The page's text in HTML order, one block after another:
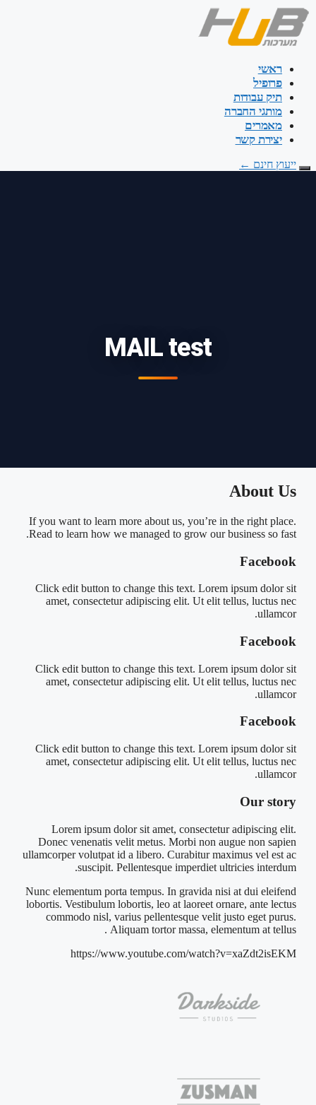
דלג
לתוכן
ראשי
פרופיל
תיק עבודות
מותגי החברה
מאמרים
יצירת קשר
ייעוץ חינם ←
MAIL test
About Us
If you want to learn more about us, you’re in the right place.
Read to learn how we managed to grow our business so fast.
Facebook
Click edit button to change this text. Lorem ipsum dolor sit
amet, consectetur adipiscing elit. Ut elit tellus, luctus nec
ullamcor.
Facebook
Click edit button to change this text. Lorem ipsum dolor sit
amet, consectetur adipiscing elit. Ut elit tellus, luctus nec
ullamcor.
Facebook
Click edit button to change this text. Lorem ipsum dolor sit
amet, consectetur adipiscing elit. Ut elit tellus, luctus nec
ullamcor.
Our story
Lorem ipsum dolor sit amet, consectetur adipiscing elit.
Donec venenatis velit metus. Morbi non augue non sapien
ullamcorper volutpat id a libero. Curabitur maximus vel est ac
suscipit. Pellentesque imperdiet ultricies interdum.
Nunc elementum porta tempus. In gravida nisi at dui eleifend
lobortis. Vestibulum lobortis, leo at laoreet ornare, ante lectus
commodo nisl, varius pellentesque velit justo eget purus.
Aliquam tortor massa, elementum at tellus.
https://www.youtube.com/watch?v=xaZdt2isEKM